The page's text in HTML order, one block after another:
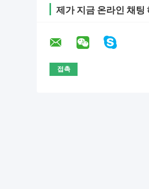
제가 지금 온라인 채팅